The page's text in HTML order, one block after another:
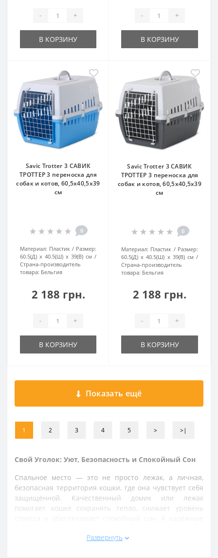
- +
В КОРЗИНУ
- +
В КОРЗИНУ
Savic Trotter 3 САВИК
ТРОТТЕР 3 переноска для
собак и котов, 60,5х40,5х39
см
0
Материал: Пластик
Размер:
60.5(Д) х 40.5(Ш) х 39(В) см
Страна-производитель
товара: Бельгия
2 188 грн.
- +
В КОРЗИНУ
Savic Trotter 3 САВИК
ТРОТТЕР 3 переноска для
собак и котов, 60,5х40,5х39
см
0
Материал: Пластик
Размер:
60.5(Д) х 40.5(Ш) х 39(В) см
Страна-производитель
товара: Бельгия
2 188 грн.
- +
В КОРЗИНУ
Показать ещё
1 2 3 4 5 > >|
Свой Уголок: Уют, Безопасность и Спокойный Сон
Спальное место — это не просто лежак, а личная,
безопасная территория кошки, где она чувствует себя
защищённой. Качественный домик или лежак
помогает кошке сохранять тепло, снижает уровень
путешествия будут максимально комфортными и
Развернуть